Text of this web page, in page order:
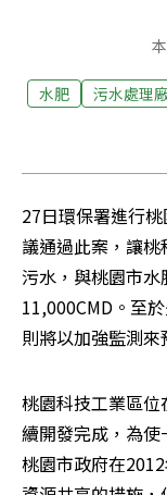
水肥 污水處理
27日環保署進行
議通過此案，讓
污水，與桃園市
11,000CMD。至
則將以加強監測來
桃園科技工業區
續開發完成，為使
桃園市政府在